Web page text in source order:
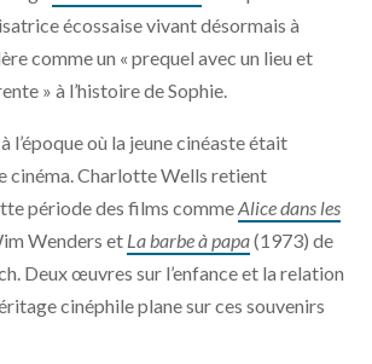
écossaise vivant désormais à
comme un « prequel avec un lieu et
» à l’histoire de Sophie.
l’époque où la jeune cinéaste était
cinéma. Charlotte Wells retient
période des films commeAlice dans les
Wenders et La barbe à papa(1973) de
Deux œuvres sur l’enfance et la relation
cinéphile plane sur ces souvenirs